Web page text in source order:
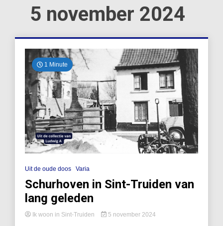
5 november 2024
1 Minute
Uit de oude doos Varia
Schurhoven in Sint-Truiden van
lang geleden
Ik woon in Sint-Truiden 5 november 2024